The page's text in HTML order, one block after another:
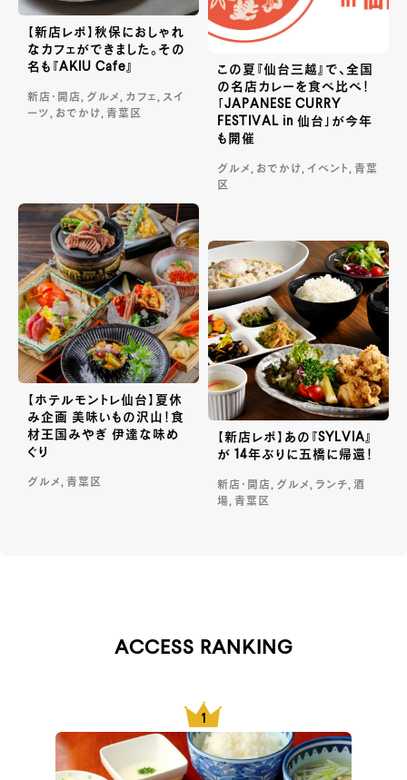
【新店レポ】秋保におしゃれ
なカフェができました。その
名も『AKIU Cafe』
新店・開店, グルメ, カフェ, スイ
ーツ, おでかけ, 青葉区
この夏『仙台三越』で、全国
の名店カレーを食べ比べ！
「JAPANESE CURRY
FESTIVAL in 仙台」が今年
も開催
グルメ, おでかけ, イベント, 青葉
区
【ホテルモントレ仙台】夏休
み企画 美味いもの沢山！食
材王国みやぎ 伊達な味め
ぐり
グルメ, 青葉区
【新店レポ】あの『SYLVIA』
が 14年ぶりに五橋に帰還！
新店・開店, グルメ, ランチ, 酒
場, 青葉区
ACCESS RANKING